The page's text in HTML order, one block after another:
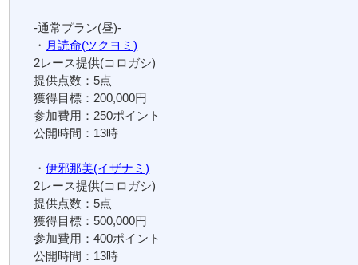
-通常プラン(昼)-
・ 月読命(ツクヨミ)
2レース提供(コロガシ)
提供点数：5点
獲得目標：200,000円
参加費用：250ポイント
公開時間：13時
・伊邪那美(イザナミ)
2レース提供(コロガシ)
提供点数：5点
獲得目標：500,000円
参加費用：400ポイント
公開時間：13時